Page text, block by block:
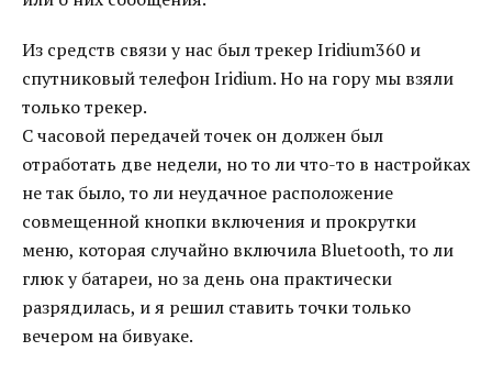
Из средств связи у нас был трекер Iridium360 и
спутниковый телефон Iridium. Но на гору мы взяли
только трекер.
С часовой передачей точек он должен был
отработать две недели, но то ли что-то в настройках
не так было, то ли неудачное расположение
совмещенной кнопки включения и прокрутки
меню, которая случайно включила Bluetooth, то ли
глюк у батареи, но за день она практически
разрядилась, и я решил ставить точки только
вечером на бивуаке.